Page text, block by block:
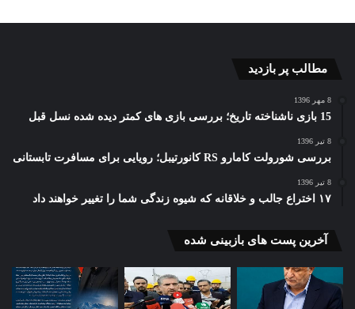
مطالب پر بازدید
8 مهر 1396
15 بازی ناشناخته تاریخ؛ بررسی بازی های کمتر دیده شده نسل قبل
8 تیر 1396
بررسی شورولت کامارو RS کانورتیبل؛ رویایی برای مسافرت تابستانی
8 تیر 1396
۱۷ اختراع جالب و خلاقانه که شیوه زندگی شما را تغییر خواهند داد
آخرین پست های بازبینی شده